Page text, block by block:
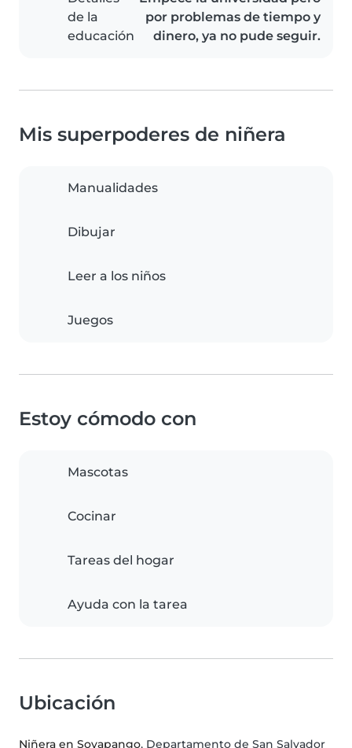
de la
educación
por problemas de tiempo y
dinero, ya no pude seguir.
Mis superpoderes de niñera
Manualidades
Dibujar
Leer a los niños
Juegos
Estoy cómodo con
Mascotas
Cocinar
Tareas del hogar
Ayuda con la tarea
Ubicación
Niñera en Soyapango, Departamento de San Salvador